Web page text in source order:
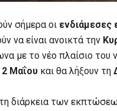
σήμερα οι ενδιάμεσες
να είναι ανοικτά την
με το νέο πλαίσιο του
2 Μαΐου και θα λήξουν τη
διάρκεια των